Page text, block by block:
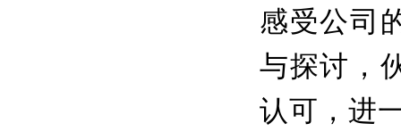
感受公司
与探讨，
认可，进